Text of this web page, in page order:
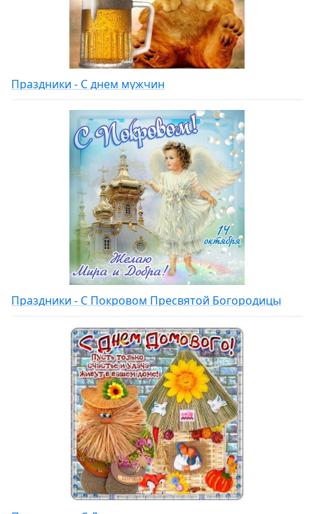
Праздники - С днем мужчин
Праздники - С Покровом Пресвятой Богородицы